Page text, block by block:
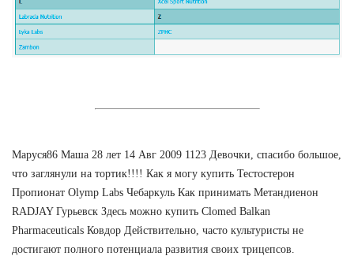
Маруся86 Маша 28 лет 14 Авг 2009 1123 Девочки, спасибо большое,
что заглянули на тортик!!!! Как я могу купить Тестостерон
Пропионат Olymp Labs Чебаркуль Как принимать Метандиенон
RADJAY Гурьевск Здесь можно купить Clomed Balkan
Pharmaceuticals Ковдор Действительно, часто культуристы не
достигают полного потенциала развития своих трицепсов.